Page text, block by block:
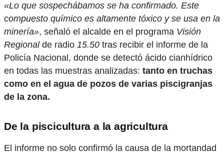
«Lo que sospechábamos se ha confirmado. Este
compuesto químico es altamente tóxico y se usa en la
minería», señaló el alcalde en el programa Visión
Regionalde radio 15.50 tras recibir el informe de la
Policía Nacional, donde se detectó ácido cianhídrico
en todas las muestras analizadas: tanto en truchas
como en el agua de pozos de varias piscigranjas
de la zona.
De la piscicultura a la agricultura
El informe no solo confirmó la causa de la mortandad